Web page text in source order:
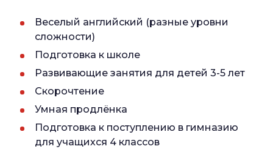
Веселый английский (разные уровни
сложности)
Подготовка к школе
Развивающие занятия для детей 3-5 лет
Скорочтение
Умная продлёнка
Подготовка к поступлению в гимназию
для учащихся 4 классов